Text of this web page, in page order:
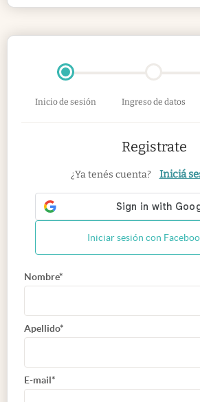
Inicio de sesión Ingreso de datos
Registrate
¿Ya tenés cuenta? Iniciá
Iniciar sesión con
Nombre*
Apellido*
E-mail*